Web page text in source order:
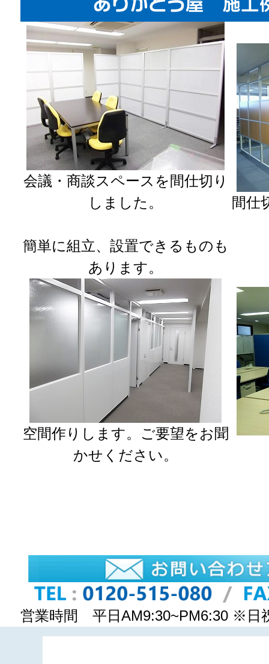
会議・商談スペースを間仕切り
しました。
簡単に組立、設置できるものも
あります。
間仕
空間作りします。ご要望をお聞
かせください。
営業時間 平日AM9:30~PM6:30 ※日